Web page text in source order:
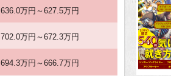
636.0万円～627.5万円
702.0万円～672.3万円
694.3万円～666.7万円